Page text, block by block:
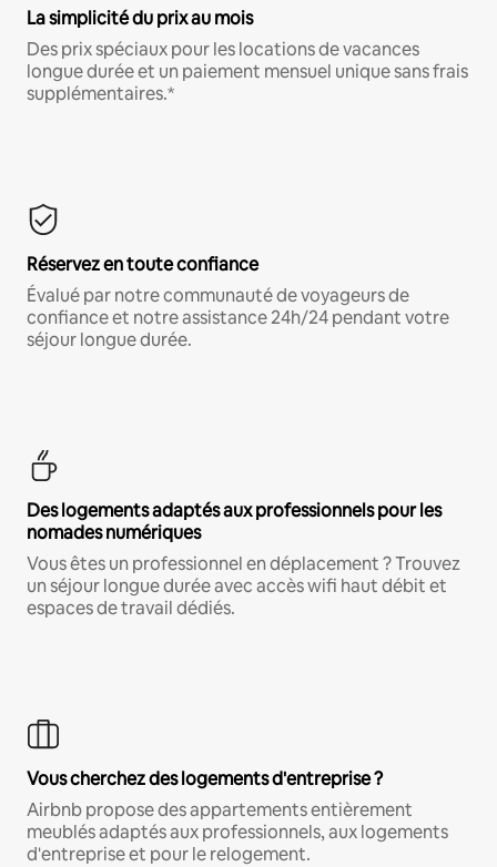
La simplicité du prix au mois
Des prix spéciaux pour les locations de vacances
longue durée et un paiement mensuel unique sans frais
supplémentaires.*
Réservez en toute confiance
Évalué par notre communauté de voyageurs de
confiance et notre assistance 24h/24 pendant votre
séjour longue durée.
Des logements adaptés aux professionnels pour les
nomades numériques
Vous êtes un professionnel en déplacement ? Trouvez
un séjour longue durée avec accès wifi haut débit et
espaces de travail dédiés.
Vous cherchez des logements d'entreprise ?
Airbnb propose des appartements entièrement
meublés adaptés aux professionnels, aux logements
d'entreprise et pour le relogement.